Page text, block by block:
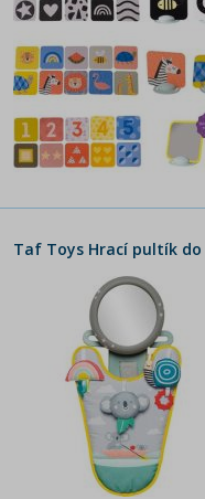
Taf Toys Hrací pultík